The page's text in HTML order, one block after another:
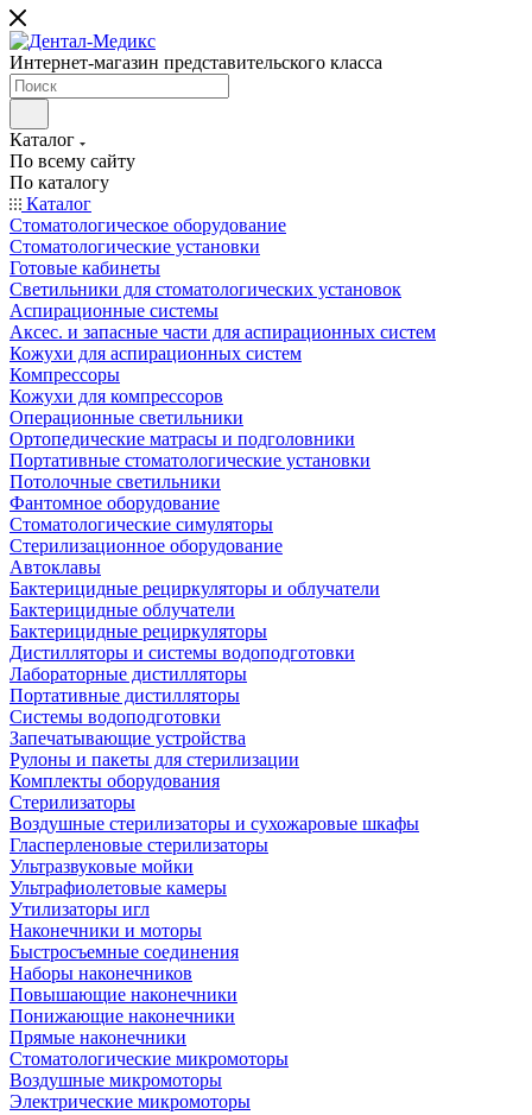
Интернет-магазин представительского класса
Каталог
По всему сайту
По каталогу
Каталог
Стоматологическое оборудование
Стоматологические установки
Готовые кабинеты
Светильники для стоматологических установок
Аспирационные системы
Аксес. и запасные части для аспирационных систем
Кожухи для аспирационных систем
Компрессоры
Кожухи для компрессоров
Операционные светильники
Ортопедические матрасы и подголовники
Портативные стоматологические установки
Потолочные светильники
Фантомное оборудование
Стоматологические симуляторы
Стерилизационное оборудование
Автоклавы
Бактерицидные рециркуляторы и облучатели
Бактерицидные облучатели
Бактерицидные рециркуляторы
Дистилляторы и системы водоподготовки
Лабораторные дистилляторы
Портативные дистилляторы
Системы водоподготовки
Запечатывающие устройства
Рулоны и пакеты для стерилизации
Комплекты оборудования
Стерилизаторы
Воздушные стерилизаторы и сухожаровые шкафы
Гласперленовые стерилизаторы
Ультразвуковые мойки
Ультрафиолетовые камеры
Утилизаторы игл
Наконечники и моторы
Быстросъемные соединения
Наборы наконечников
Повышающие наконечники
Понижающие наконечники
Прямые наконечники
Стоматологические микромоторы
Воздушные микромоторы
Электрические микромоторы